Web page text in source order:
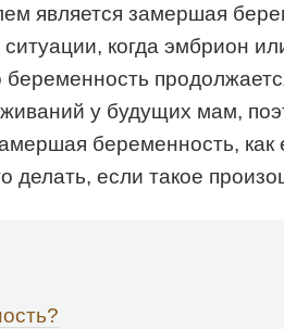
является замершая
когда эмбрион
беременность
у будущих мам,
беременность, как
делать, если такое